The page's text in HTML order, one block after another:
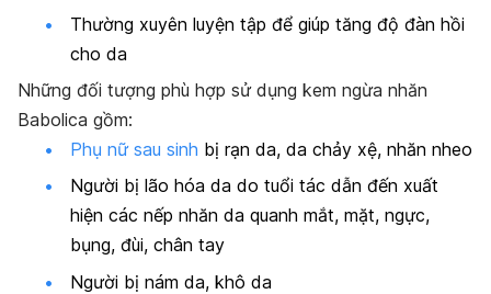
Thường xuyên luyện tập để giúp tăng độ đàn hồi
cho da
Những đối tượng phù hợp sử dụng kem ngừa nhăn
Babolica gồm:
Phụ nữ sau sinh bị rạn da, da chảy xệ, nhăn nheo
Người bị lão hóa da do tuổi tác dẫn đến xuất
hiện các nếp nhăn da quanh mắt, mặt, ngực,
bụng, đùi, chân tay
Người bị nám da, khô da